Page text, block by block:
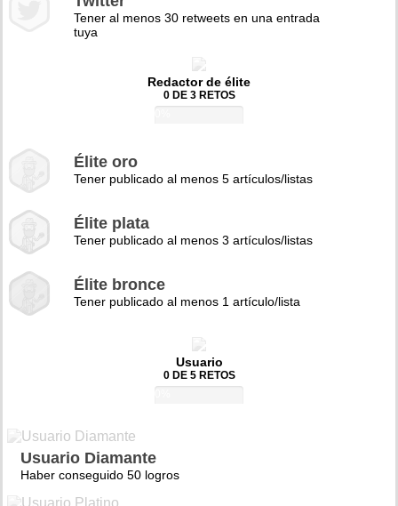
Tener al menos 30 retweets en una entrada
tuya
Redactor de élite
0 DE 3 RETOS
Élite oro
Tener publicado al menos 5 artículos/listas
Élite plata
Tener publicado al menos 3 artículos/listas
Élite bronce
Tener publicado al menos 1 artículo/lista
Usuario
0 DE 5 RETOS
Usuario Diamante
Haber conseguido 50 logros